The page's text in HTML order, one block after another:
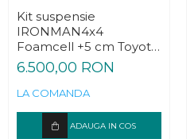
Kit suspensie
IRONMAN4x4
Foamcell +5 cm Toyota
Land Cruiser J100
6.500,00 RON
LA COMANDA
ADAUGA IN COS